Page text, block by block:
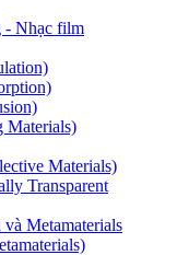
- Nhạc film
Materials)
Materials)
Transparent
Metamaterials